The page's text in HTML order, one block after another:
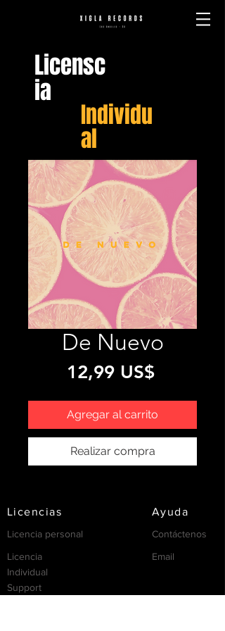
Licensc
ia
Individu
al
De Nuevo
12,99 US$Precio
Agregar al carrito
Realizar compra
Licencias Ayuda
Licencia personal
Licencia
Individual
Contáctenos
Email
Support